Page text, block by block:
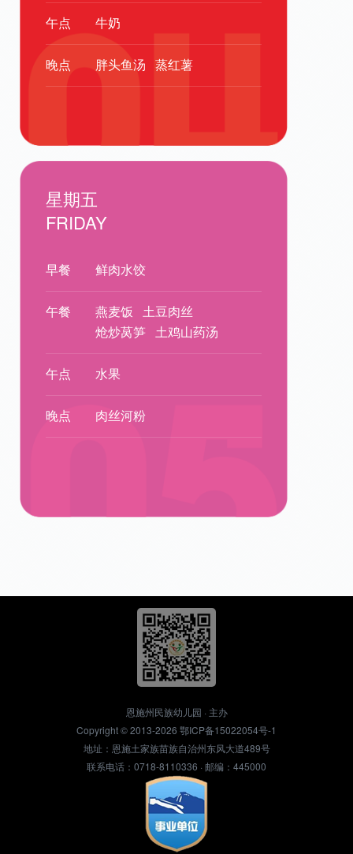
午点 牛奶
晚点 胖头鱼汤 蒸红薯
星期五
FRIDAY
早餐 鲜肉水饺
午餐 燕麦饭 土豆肉丝
炝炒莴笋 土鸡山药汤
午点 水果
晚点 肉丝河粉
恩施州民族幼儿园 · 主办
Copyright © 2013-2026 鄂ICP备15022054号-1
地址：恩施土家族苗族自治州东风大道489号
联系电话：0718-8110336 · 邮编：445000